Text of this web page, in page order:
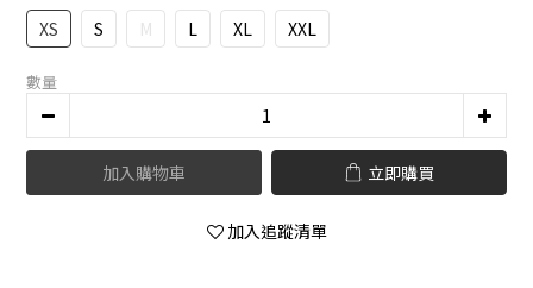
XS S M L XL XXL
數量
加入購物車 立即購買
加入追蹤清單